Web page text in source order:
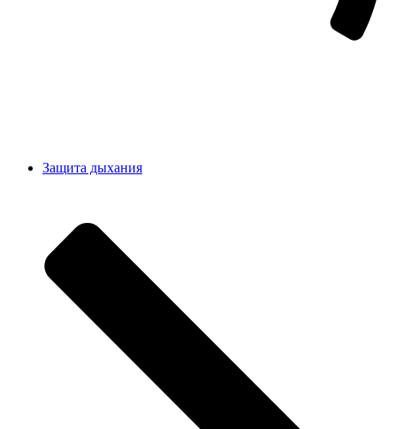
Защита дыхания